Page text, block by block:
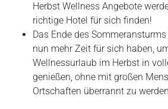
Herbst Wellness Angebote
richtige Hotel für sich finden!
Das Ende des
nun mehr Zeit für sich haben,
Wellnessurlaub im Herbst in
genießen, ohne mit großen
Ortschaften überrannt zu